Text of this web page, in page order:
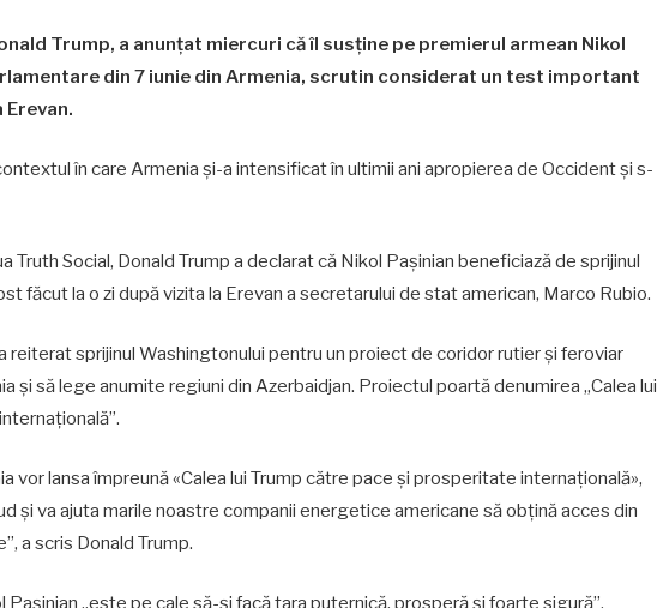
Trump, a anunțat miercuri că îl susține pe premierul armean Nikol
din 7 iunie din Armenia, scrutin considerat un test important
în care Armenia și-a intensificat în ultimii ani apropierea de Occident și s-
Social, Donald Trump a declarat că Nikol Pașinian beneficiază de sprijinul
făcut la o zi după vizita la Erevan a secretarului de stat american, Marco Rubio.
reiterat sprijinul Washingtonului pentru un proiect de coridor rutier și feroviar
și să lege anumite regiuni din Azerbaidjan. Proiectul poartă denumirea „Calea lui
vor lansa împreună «Calea lui Trump către pace și prosperitate internațională»,
și va ajuta marile noastre companii energetice americane să obțină acces din
a scris Donald Trump.
Pașinian „este pe cale să-și facă țara puternică, prosperă și foarte sigură”.